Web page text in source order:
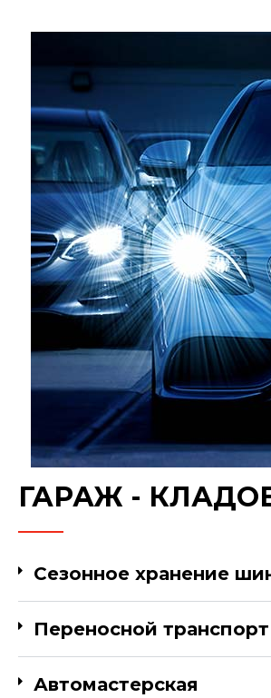
ГАРАЖ -
Сезонное хранение
Переносной транспорт
Автомастерская